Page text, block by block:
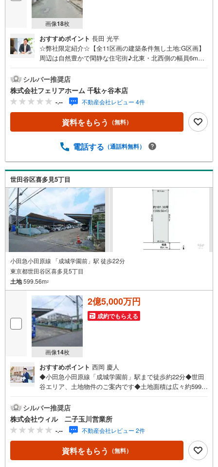
画像18枚
おすすめポイント 長田 光平
☆弊社限定紹介☆【全11区画の建築条件無し土地:G区画】
周辺は自然豊かで閑静な住宅街♪北東・北西側の幅員6m道
きなハウスメーカーにて建築可能です◎フェリアホーム千
駄ヶ谷本店は、土地・新築戸建・中古戸建・中古マンショ
ンなど幅広い物件を取り扱っております。ご購入をご検討
のお客様やご売却をご検討のお手伝いが可能です!!■インタ
ーネット予約で当日見学が可能です（1）［室内・現地を見
学する］をクリック（2）本日～4日以内をご希望の方は
～20:00はお電話でのお問い合わせがスムーズです。【Yah
とPayPayポイントがもらえる「Yahoo！不動産 物件ご成約
キャンペーン」の対象になります。「資料をもらう」「見
学予約をする」ボタンからお問い合わせください。※必ずY
ahoo！ JAPAN IDでログインしてください。※PayPayポイ
ントは出金と譲渡はできません。”
シルバー推奨店
株式会社フェリアホーム 千駄ヶ谷本店
-.-- 不動産会社レビュー 4件
資料をもらう （無料）
電話する （通話料無料）
世田谷区喜多見5丁目
小田急小田原線 「成城学園前」駅 徒歩22分
東京都世田谷区喜多見5丁目
土地599.56m2
画像14枚
2億5,000万円
成約でもらえる
おすすめポイント 西岡 慶人
◆小田急小田原線「成城学園前」駅まで徒歩約22分◆世田
谷エリア、土地物件のご案内です◆土地面積は広々約599.5
ます◆住環境に配慮された第1種低層住居専用地域です◆建
築条件はなく、フリープランでご検討いただけます◆マイ
ホームや店舗、アパート用地などとしてもご検討可能です
◆「喜多見小学校」まで徒歩約2分◆「喜多見中学校」まで
徒歩約12分◆「サミットストア成城店」まで徒歩約15分◆
「次大夫堀公園」まで徒歩約8分◆プラン作成もお気軽にお
シルバー推奨店
株式会社ウィル 二子玉川営業所
-.-- 不動産会社レビュー 2件
資料をもらう （無料）